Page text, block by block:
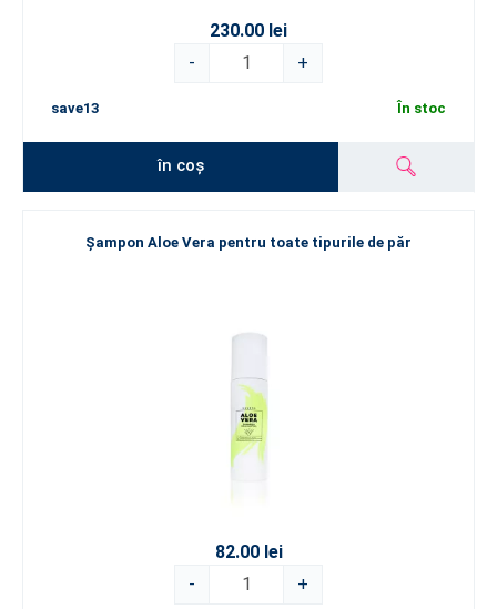
230.00 lei
-
+
save13 În stoc
în coș
Șampon Aloe Vera pentru toate tipurile de păr
82.00 lei
-
+